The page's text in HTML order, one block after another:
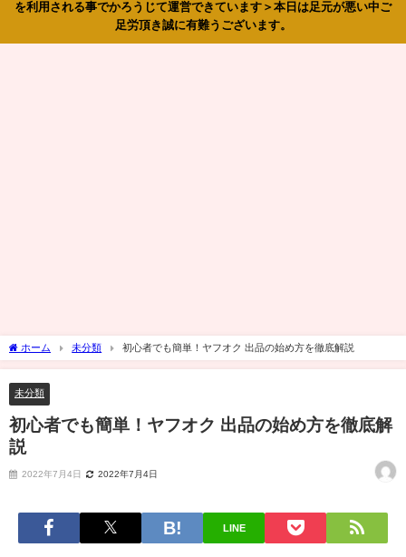
を利用される事でかろうじて運営できています＞本日は足元が悪い中ご
足労頂き誠に有難うございます。
ホーム 未分類 初心者でも簡単！ヤフオク 出品の始め方を徹底解説
未分類
初心者でも簡単！ヤフオク 出品の始め方を徹底解
説
2022年7月4日 2022年7月4日
LINE